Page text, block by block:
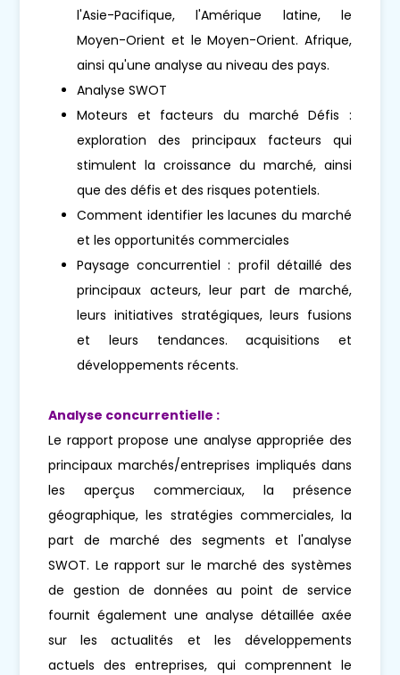
l'Asie-Pacifique, l'Amérique latine, le
Moyen-Orient et le Moyen-Orient. Afrique,
ainsi qu'une analyse au niveau des pays.
Analyse SWOT
Moteurs et facteurs du marché Défis :
exploration des principaux facteurs qui
stimulent la croissance du marché, ainsi
que des défis et des risques potentiels.
Comment identifier les lacunes du marché
et les opportunités commerciales
Paysage concurrentiel : profil détaillé des
principaux acteurs, leur part de marché,
leurs initiatives stratégiques, leurs fusions
et leurs tendances. acquisitions et
développements récents.
Analyse concurrentielle :
Le rapport propose une analyse appropriée des
principaux marchés/entreprises impliqués dans
les aperçus commerciaux, la présence
géographique, les stratégies commerciales, la
part de marché des segments et l'analyse
SWOT. Le rapport sur le marché des systèmes
de gestion de données au point de service
fournit également une analyse détaillée axée
sur les actualités et les développements
actuels des entreprises, qui comprennent le